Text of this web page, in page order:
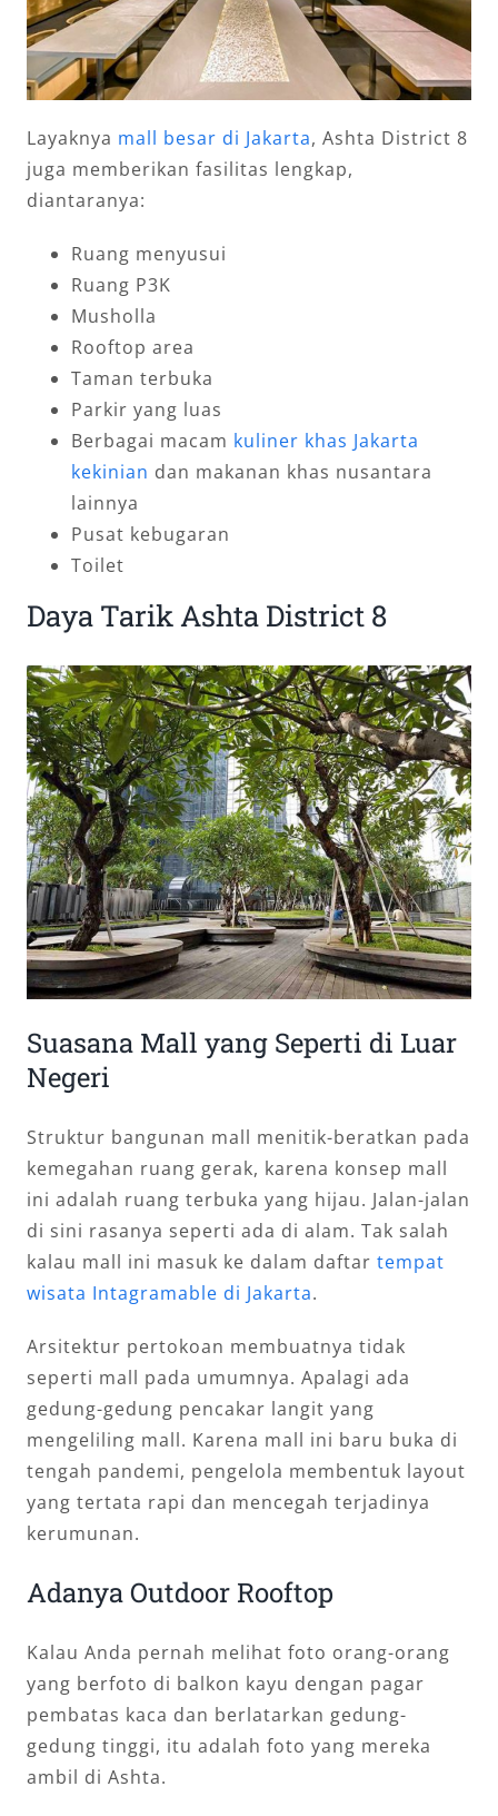
Layaknya mall besar di Jakarta, Ashta District 8
juga memberikan fasilitas lengkap,
diantaranya:
Ruang menyusui
Ruang P3K
Musholla
Rooftop area
Taman terbuka
Parkir yang luas
Berbagai macam kuliner khas Jakarta
kekinian dan makanan khas nusantara
lainnya
Pusat kebugaran
Toilet
Daya Tarik Ashta District 8
Suasana Mall yang Seperti di Luar
Negeri
Struktur bangunan mall menitik-beratkan pada
kemegahan ruang gerak, karena konsep mall
ini adalah ruang terbuka yang hijau. Jalan-jalan
di sini rasanya seperti ada di alam. Tak salah
kalau mall ini masuk ke dalam daftar tempat
wisata Intagramable di Jakarta.
Arsitektur pertokoan membuatnya tidak
seperti mall pada umumnya. Apalagi ada
gedung-gedung pencakar langit yang
mengeliling mall. Karena mall ini baru buka di
tengah pandemi, pengelola membentuk layout
yang tertata rapi dan mencegah terjadinya
kerumunan.
Adanya Outdoor Rooftop
Kalau Anda pernah melihat foto orang-orang
yang berfoto di balkon kayu dengan pagar
pembatas kaca dan berlatarkan gedung-
gedung tinggi, itu adalah foto yang mereka
ambil di Ashta.